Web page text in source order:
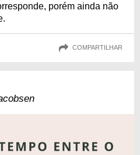
porém ainda não
COMPARTILHAR